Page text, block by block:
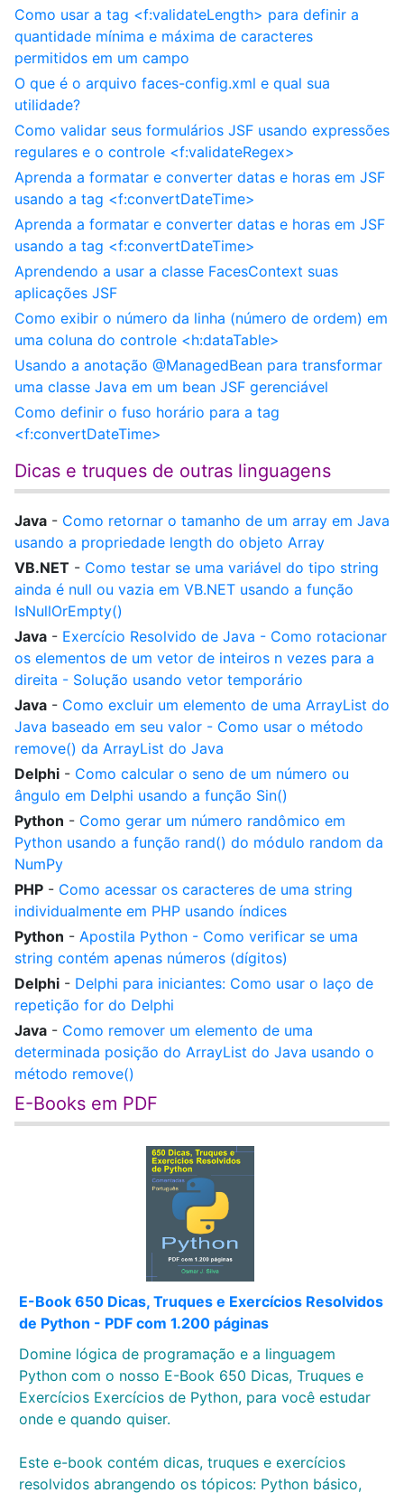
Como usar a tag <f:validateLength> para definir a
quantidade mínima e máxima de caracteres
permitidos em um campo
O que é o arquivo faces-config.xml e qual sua
utilidade?
Como validar seus formulários JSF usando expressões
regulares e o controle <f:validateRegex>
Aprenda a formatar e converter datas e horas em JSF
usando a tag <f:convertDateTime>
Aprenda a formatar e converter datas e horas em JSF
usando a tag <f:convertDateTime>
Aprendendo a usar a classe FacesContext suas
aplicações JSF
Como exibir o número da linha (número de ordem) em
uma coluna do controle <h:dataTable>
Usando a anotação @ManagedBean para transformar
uma classe Java em um bean JSF gerenciável
Como definir o fuso horário para a tag
<f:convertDateTime>
Dicas e truques de outras linguagens
Java - Como retornar o tamanho de um array em Java
usando a propriedade length do objeto Array
VB.NET - Como testar se uma variável do tipo string
ainda é null ou vazia em VB.NET usando a função
IsNullOrEmpty()
Java - Exercício Resolvido de Java - Como rotacionar
os elementos de um vetor de inteiros n vezes para a
direita - Solução usando vetor temporário
Java - Como excluir um elemento de uma ArrayList do
Java baseado em seu valor - Como usar o método
remove() da ArrayList do Java
Delphi - Como calcular o seno de um número ou
ângulo em Delphi usando a função Sin()
Python - Como gerar um número randômico em
Python usando a função rand() do módulo random da
NumPy
PHP - Como acessar os caracteres de uma string
individualmente em PHP usando índices
Python - Apostila Python - Como verificar se uma
string contém apenas números (dígitos)
Delphi - Delphi para iniciantes: Como usar o laço de
repetição for do Delphi
Java - Como remover um elemento de uma
determinada posição do ArrayList do Java usando o
método remove()
E-Books em PDF
E-Book 650 Dicas, Truques e Exercícios Resolvidos
de Python - PDF com 1.200 páginas
Domine lógica de programação e a linguagem
Python com o nosso E-Book 650 Dicas, Truques e
Exercícios Exercícios de Python, para você estudar
onde e quando quiser.
Este e-book contém dicas, truques e exercícios
resolvidos abrangendo os tópicos: Python básico,